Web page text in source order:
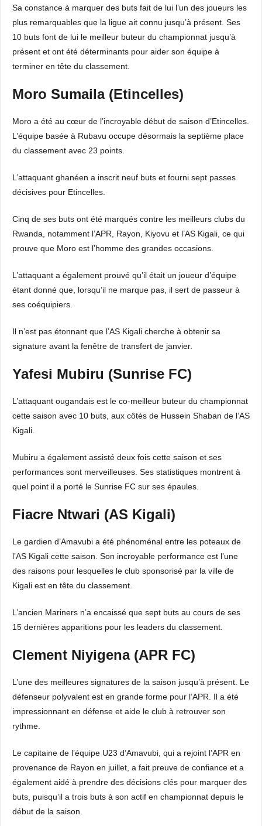
Sa constance à marquer des buts fait de lui l’un des joueurs les
plus remarquables que la ligue ait connu jusqu’à présent. Ses
10 buts font de lui le meilleur buteur du championnat jusqu’à
présent et ont été déterminants pour aider son équipe à
terminer en tête du classement.
Moro Sumaila (Etincelles)
Moro a été au cœur de l’incroyable début de saison d’Etincelles.
L’équipe basée à Rubavu occupe désormais la septième place
du classement avec 23 points.
L’attaquant ghanéen a inscrit neuf buts et fourni sept passes
décisives pour Etincelles.
Cinq de ses buts ont été marqués contre les meilleurs clubs du
Rwanda, notamment l’APR, Rayon, Kiyovu et l’AS Kigali, ce qui
prouve que Moro est l’homme des grandes occasions.
L’attaquant a également prouvé qu’il était un joueur d’équipe
étant donné que, lorsqu’il ne marque pas, il sert de passeur à
ses coéquipiers.
Il n’est pas étonnant que l’AS Kigali cherche à obtenir sa
signature avant la fenêtre de transfert de janvier.
Yafesi Mubiru (Sunrise FC)
L’attaquant ougandais est le co-meilleur buteur du championnat
cette saison avec 10 buts, aux côtés de Hussein Shaban de l’AS
Kigali.
Mubiru a également assisté deux fois cette saison et ses
performances sont merveilleuses. Ses statistiques montrent à
quel point il a porté le Sunrise FC sur ses épaules.
Fiacre Ntwari (AS Kigali)
Le gardien d’Amavubi a été phénoménal entre les poteaux de
l’AS Kigali cette saison. Son incroyable performance est l’une
des raisons pour lesquelles le club sponsorisé par la ville de
Kigali est en tête du classement.
L’ancien Mariners n’a encaissé que sept buts au cours de ses
15 dernières apparitions pour les leaders du classement.
Clement Niyigena (APR FC)
L’une des meilleures signatures de la saison jusqu’à présent. Le
défenseur polyvalent est en grande forme pour l’APR. Il a été
impressionnant en défense et aide le club à retrouver son
rythme.
Le capitaine de l’équipe U23 d’Amavubi, qui a rejoint l’APR en
provenance de Rayon en juillet, a fait preuve de confiance et a
également aidé à prendre des décisions clés pour marquer des
buts, puisqu’il a trois buts à son actif en championnat depuis le
début de la saison.